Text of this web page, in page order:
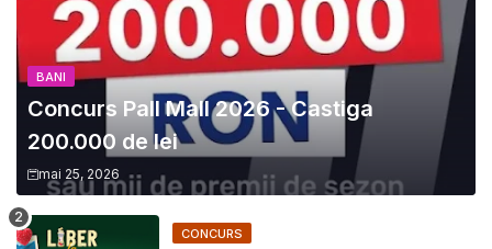
BANI
Concurs Pall Mall 2026 - Castiga
200.000 de lei
mai 25, 2026
CONCURS